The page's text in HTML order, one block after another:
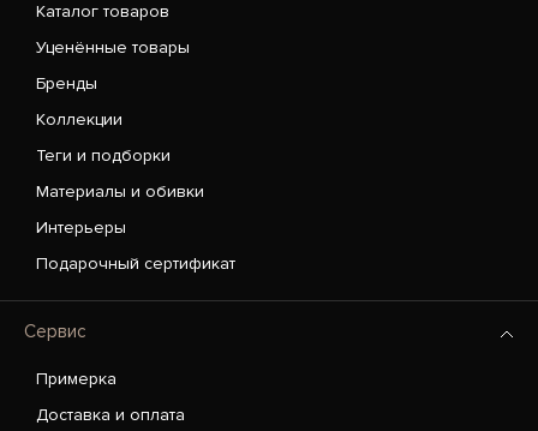
Каталог товаров
Уценённые товары
Бренды
Коллекции
Теги и подборки
Материалы и обивки
Интерьеры
Подарочный сертификат
Сервис
Примерка
Доставка и оплата